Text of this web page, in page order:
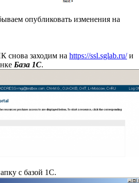
опубликовать изменения на
снова заходим на https://ssl.sglab.ru/и
База 1С.
с базой 1С.